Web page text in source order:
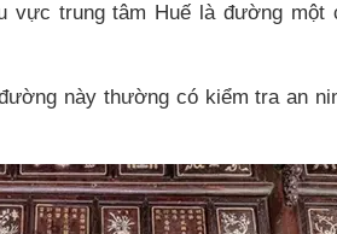
vực trung tâm Huế là đường một
này thường có kiểm tra an